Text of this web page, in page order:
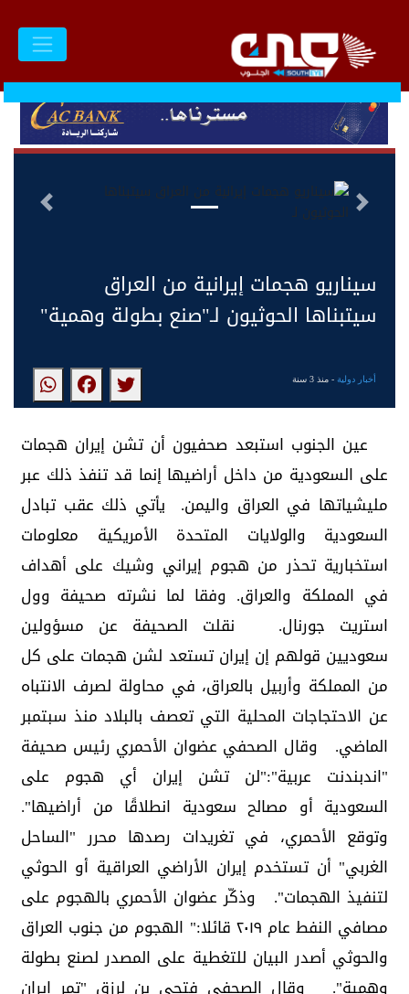
التالى السابق
سيناريو هجمات إيرانية من العراق
سيتبناها الحوثيون لـ"صنع بطولة وهمية"
أخبار دولية- منذ 3 سنة
عين الجنوب استبعد صحفيون أن تشن إيران هجمات
على السعودية من داخل أراضيها إنما قد تنفذ ذلك عبر
مليشياتها في العراق واليمن. يأتي ذلك عقب تبادل
السعودية والولايات المتحدة الأمريكية معلومات
استخبارية تحذر من هجوم إيراني وشيك على أهداف
في المملكة والعراق. وفقا لما نشرته صحيفة وول
استريت جورنال. نقلت الصحيفة عن مسؤولين
سعوديين قولهم إن إيران تستعد لشن هجمات على كل
من المملكة وأربيل بالعراق، في محاولة لصرف الانتباه
عن الاحتجاجات المحلية التي تعصف بالبلاد منذ سبتمبر
الماضي. وقال الصحفي عضوان الأحمري رئيس صحيفة
"اندبندنت عربية":"‏لن تشن إيران أي هجوم على
السعودية أو مصالح سعودية انطلاقًا من أراضيها".
وتوقع الأحمري، في تغريدات رصدها محرر "الساحل
الغربي" أن تستخدم إيران الأراضي العراقية أو الحوثي
لتنفيذ الهجمات". وذكّر عضوان الأحمري بالهجوم على
مصافي النفط عام ٢٠١٩ قائلا:" الهجوم من جنوب العراق
والحوثي أصدر البيان للتغطية على المصدر لصنع بطولة